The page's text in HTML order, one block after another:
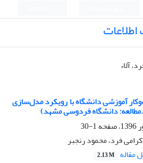
آلاء
آموزشی دانشگاه‌ با رویکرد مدل‌سازی
دانشگاه فردوسی مشهد)
1-30
فرد، محمود رنجبر
مقاله 2.13 M